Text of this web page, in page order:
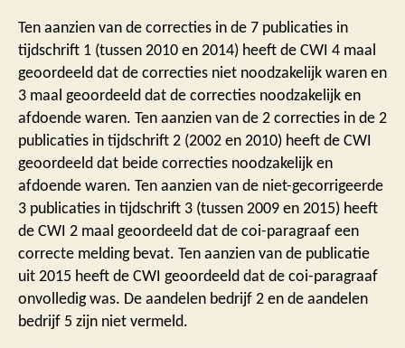
Ten aanzien van de correcties in de 7 publicaties in
tijdschrift 1 (tussen 2010 en 2014) heeft de CWI 4 maal
geoordeeld dat de correcties niet noodzakelijk waren en
3 maal geoordeeld dat de correcties noodzakelijk en
afdoende waren. Ten aanzien van de 2 correcties in de 2
publicaties in tijdschrift 2 (2002 en 2010) heeft de CWI
geoordeeld dat beide correcties noodzakelijk en
afdoende waren. Ten aanzien van de niet-gecorrigeerde
3 publicaties in tijdschrift 3 (tussen 2009 en 2015) heeft
de CWI 2 maal geoordeeld dat de coi-paragraaf een
correcte melding bevat. Ten aanzien van de publicatie
uit 2015 heeft de CWI geoordeeld dat de coi-paragraaf
onvolledig was. De aandelen bedrijf 2 en de aandelen
bedrijf 5 zijn niet vermeld.